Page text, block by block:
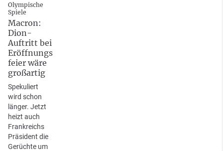
Olympische
Spiele
Macron:
Dion-
Auftritt bei
Eröffnungs
feier wäre
großartig
Spekuliert
wird schon
länger. Jetzt
heizt auch
Frankreichs
Präsident die
Gerüchte um